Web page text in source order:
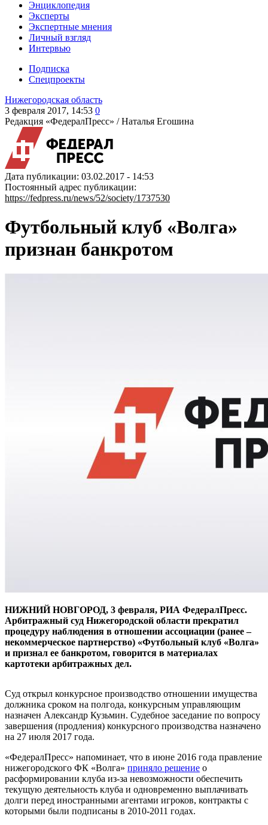
Энциклопедия
Эксперты
Экспертные мнения
Личный взгляд
Интервью
Подписка
Спецпроекты
Нижегородская область
3 февраля 2017, 14:53 0
Редакция «ФедералПресс» /Наталья Егошина
Дата публикации: 03.02.2017 - 14:53
Постоянный адрес публикации:
https://fedpress.ru/news/52/society/1737530
Футбольный клуб «Волга»
признан банкротом
НИЖНИЙ НОВГОРОД, 3 февраля, РИА ФедералПресс.
Арбитражный суд Нижегородской области прекратил
процедуру наблюдения в отношении ассоциации (ранее –
некоммерческое партнерство) «Футбольный клуб «Волга»
и признал ее банкротом, говорится в материалах
картотеки арбитражных дел.
Суд открыл конкурсное производство отношении имущества
должника сроком на полгода, конкурсным управляющим
назначен Александр Кузьмин. Судебное заседание по вопросу
завершения (продления) конкурсного производства назначено
на 27 июля 2017 года.
«ФедералПресс» напоминает, что в июне 2016 года правление
нижегородского ФК «Волга» приняло решение о
расформировании клуба из-за невозможности обеспечить
текущую деятельность клуба и одновременно выплачивать
долги перед иностранными агентами игроков, контракты с
которыми были подписаны в 2010-2011 годах.